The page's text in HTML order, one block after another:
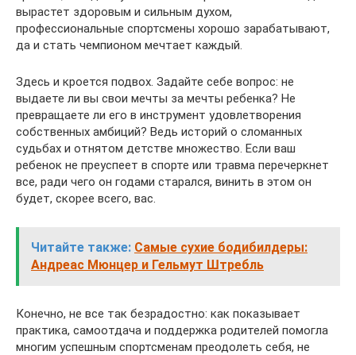
вырастет здоровым и сильным духом,
профессиональные спортсмены хорошо зарабатывают,
да и стать чемпионом мечтает каждый.
Здесь и кроется подвох. Задайте себе вопрос: не
выдаете ли вы свои мечты за мечты ребенка? Не
превращаете ли его в инструмент удовлетворения
собственных амбиций? Ведь историй о сломанных
судьбах и отнятом детстве множество. Если ваш
ребенок не преуспеет в спорте или травма перечеркнет
все, ради чего он годами старался, винить в этом он
будет, скорее всего, вас.
Читайте также: Самые сухие бодибилдеры:
Андреас Мюнцер и Гельмут Штребль
Конечно, не все так безрадостно: как показывает
практика, самоотдача и поддержка родителей помогла
многим успешным спортсменам преодолеть себя, не